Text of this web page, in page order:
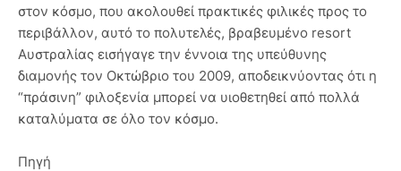
στον κόσμο, που ακολουθεί πρακτικές φιλικές προς το
περιβάλλον, αυτό το πολυτελές, βραβευμένο resort
Αυστραλίας εισήγαγε την έννοια της υπεύθυνης
διαμονής τον Οκτώβριο του 2009, αποδεικνύοντας ότι η
“πράσινη” φιλοξενία μπορεί να υιοθετηθεί από πολλά
καταλύματα σε όλο τον κόσμο.
Πηγή